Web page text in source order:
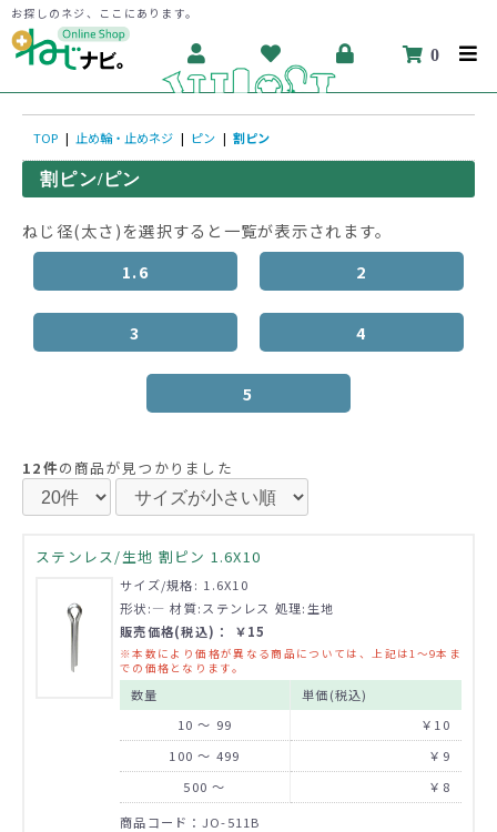
お探しのネジ、ここにあります。
0
TOP | 止め輪・止めネジ | ピン | 割ピン
割ピン/ピン
ねじ径(太さ)を選択すると一覧が表示されます。
1.6
2
3 4
5
12件の商品が見つかりました
ステンレス/生地 割ピン 1.6X10
サイズ/規格: 1.6X10
形状:― 材質:ステンレス 処理:生地
販売価格(税込)： ￥15
※本数により価格が異なる商品については、上記は1～9本ま
での価格となります。
数量
単価(税込)
10 ～ 99
￥10
100 ～ 499
￥9
500 ～
￥8
商品コード：JO-511B